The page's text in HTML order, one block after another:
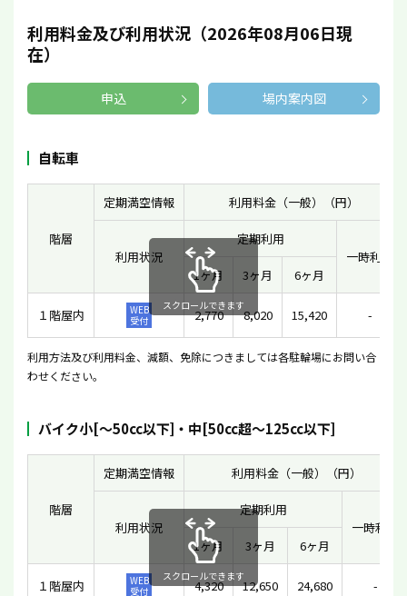
利用料金及び利用状況（2026年08月06日現
在）
申込 場内案内図
自転車
階層
定期満空情報 利用料金（一般）（円）
利用状況
定期利用
一時利用
1ヶ月
3ヶ月 6ヶ月
１階屋内
WEB
受付
2,770 8,020 15,420 -
スクロールできます
利用方法及び利用料金、減額、免除につきましては各駐輪場にお問い合
わせください。
バイク小[〜50cc以下]・中[50cc超〜125cc以下]
階層
定期満空情報 利用料金（一般）（円）
利用状況
定期利用
一時利用
1ヶ月
3ヶ月 6ヶ月
１階屋内
WEB
受付
4,320 12,650 24,680 -
スクロールできます